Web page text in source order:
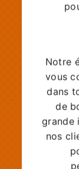
Notre
vous
dans
de
grande
nos